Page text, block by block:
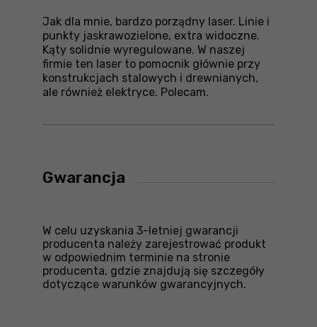
Jak dla mnie, bardzo porządny laser. Linie i
punkty jaskrawozielone, extra widoczne.
Kąty solidnie wyregulowane. W naszej
firmie ten laser to pomocnik głównie przy
konstrukcjach stalowych i drewnianych,
ale również elektryce. Polecam.
Gwarancja
W celu uzyskania 3-letniej gwarancji
producenta należy zarejestrować produkt
w odpowiednim terminie na stronie
producenta, gdzie znajdują się szczegóły
dotyczące warunków gwarancyjnych.